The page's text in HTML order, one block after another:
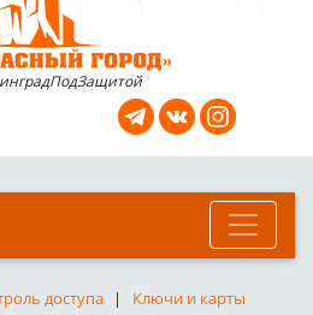
доступа
Ключи и карты